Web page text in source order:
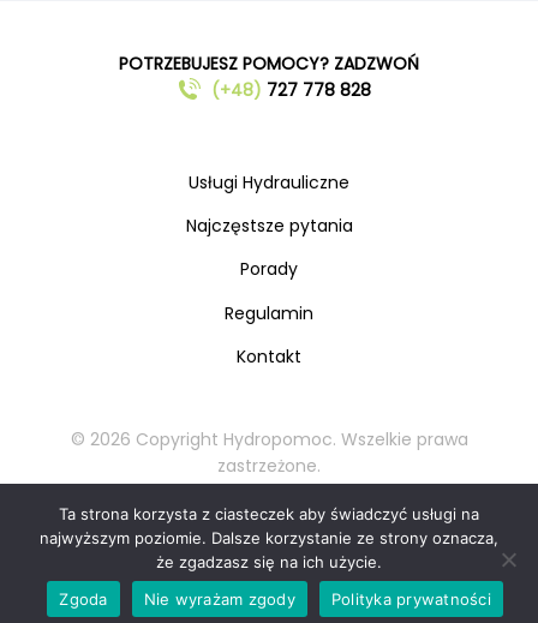
POTRZEBUJESZ POMOCY? ZADZWOŃ
(+48) 727 778 828
Usługi Hydrauliczne
Najczęstsze pytania
Porady
Regulamin
Kontakt
© 2026 Copyright Hydropomoc. Wszelkie prawa
zastrzeżone.
zabronione.
📞Zadzwoń teraz: 727 778 828
Bezpłatna wycena w 30 sekund!
Ta strona korzysta z ciasteczek aby świadczyć usługi na
najwyższym poziomie. Dalsze korzystanie ze strony oznacza,
że zgadzasz się na ich użycie.
Zgoda
Nie wyrażam zgody Polityka prywatności